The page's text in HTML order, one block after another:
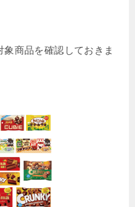
商品を確認しておきま